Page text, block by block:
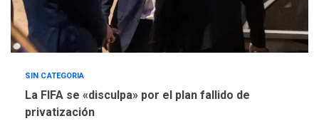
SIN CATEGORIA
La FIFA se «disculpa» por el plan fallido de
privatización